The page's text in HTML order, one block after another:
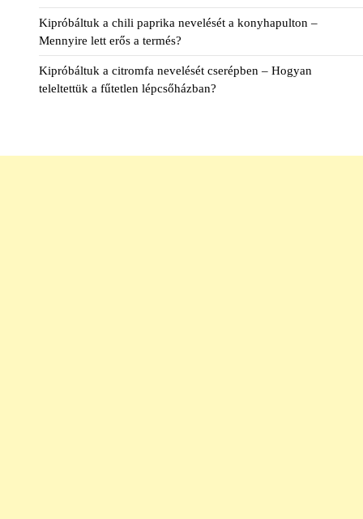
Kipróbáltuk a chili paprika nevelését a konyhapulton –
Mennyire lett erős a termés?
Kipróbáltuk a citromfa nevelését cserépben – Hogyan
teleltettük a fűtetlen lépcsőházban?